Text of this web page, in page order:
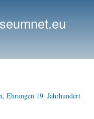
Ehrungen 19. Jahrhundert